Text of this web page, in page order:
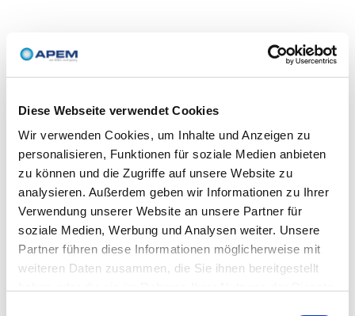
Diese Webseite verwendet Cookies
Wir verwenden Cookies, um Inhalte und Anzeigen zu
personalisieren, Funktionen für soziale Medien anbieten
zu können und die Zugriffe auf unsere Website zu
analysieren. Außerdem geben wir Informationen zu Ihrer
Verwendung unserer Website an unsere Partner für
soziale Medien, Werbung und Analysen weiter. Unsere
Partner führen diese Informationen möglicherweise mit
weiteren Daten zusammen, die Sie ihnen bereitgestellt